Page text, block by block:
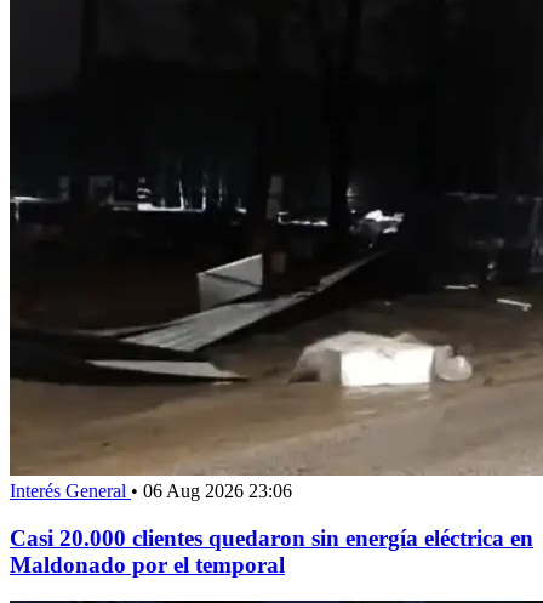
Interés General • 06 Aug 2026 23:06
Casi 20.000 clientes quedaron sin energía eléctrica en
Maldonado por el temporal